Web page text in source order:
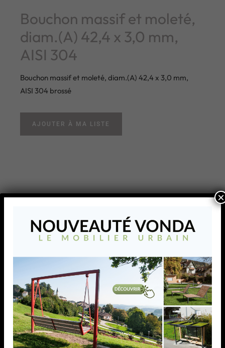
Bouchon massif et moleté,
diam.(A) 42,4 x 3,0 mm,
AISI 304
Bouchon massif et moleté, diam.(A) 42,4 x 3,0 mm,
AISI 304 brossé
AJOUTER À MA LISTE
Bouchon carré pyramidal,
dim. (A) 100,0 mm, AISI
304 poli miroir
Bouchon carré pyramidal, dimension (A) 100,0 mm,
AISI 304 poli miroir
×